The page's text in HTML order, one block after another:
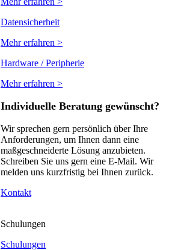
Datensicherheit
Mehr erfahren >
Hardware / Peripherie
Mehr erfahren >
Individuelle Beratung gewünscht?
Wir sprechen gern persönlich über Ihre
Anforderungen, um Ihnen dann eine
maßgeschneiderte Lösung anzubieten.
Schreiben Sie uns gern eine E-Mail. Wir
melden uns kurzfristig bei Ihnen zurück.
Kontakt
Schulungen
Schulungen